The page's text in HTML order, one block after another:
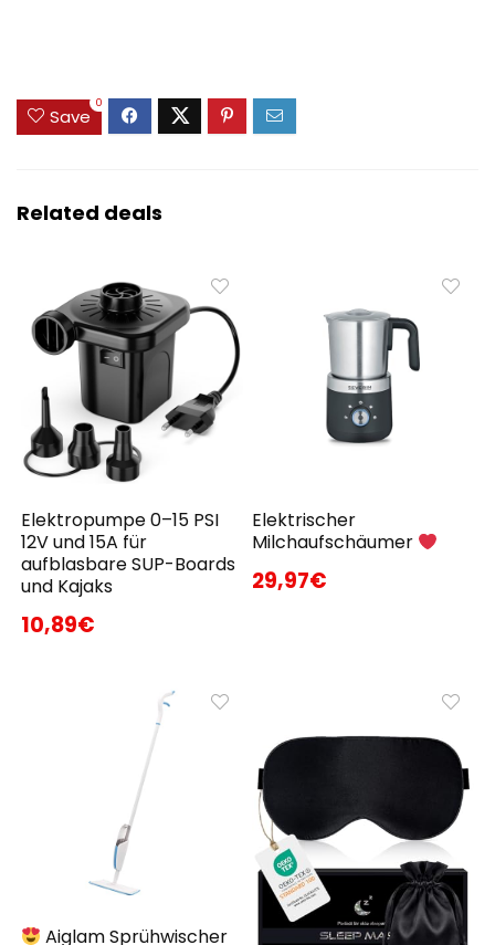
Save
0
Related deals
Elektropumpe 0–15 PSI
12V und 15A für
aufblasbare SUP-Boards
und Kajaks
10,89€
Elektrischer
Milchaufschäumer
29,97€
Aiglam Sprühwischer